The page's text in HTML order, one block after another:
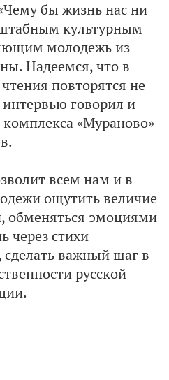
бы жизнь нас ни
культурным
молодежь из
Надеемся, что в
повторятся не
говорил и
«Мураново»
всем нам и в
ощутить величие
обменяться эмоциями
через стихи
важный шаг в
русской